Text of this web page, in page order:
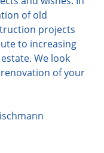
of old
projects
to increasing
We look
of your